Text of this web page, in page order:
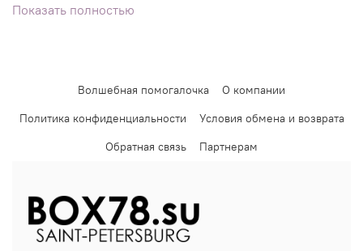
Показать полностью
Волшебная помогалочка
О компании
Политика конфиденциальности
Условия обмена и возврата
Обратная связь
Партнерам